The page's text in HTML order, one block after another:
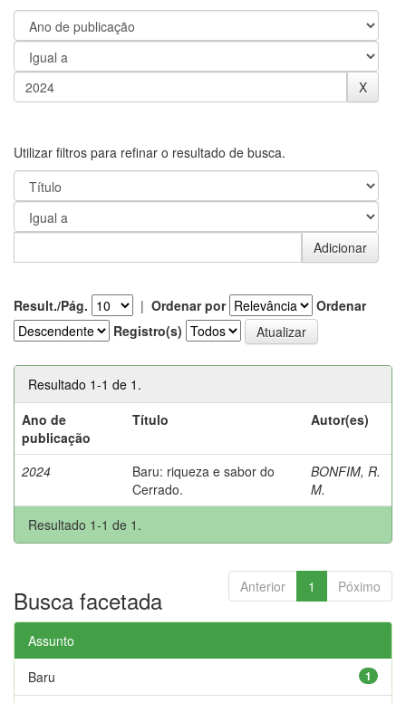
Utilizar filtros para refinar o resultado de busca.
Result./Pág. | Ordenar por
Ordenar
Registro(s)
Resultado 1-1 de 1.
Ano de
publicação
Título Autor(es)
2024
Baru: riqueza e sabor do
Cerrado.
BONFIM, R.
M.
Resultado 1-1 de 1.
Anterior 1 Póximo
Busca facetada
Assunto
1
Baru